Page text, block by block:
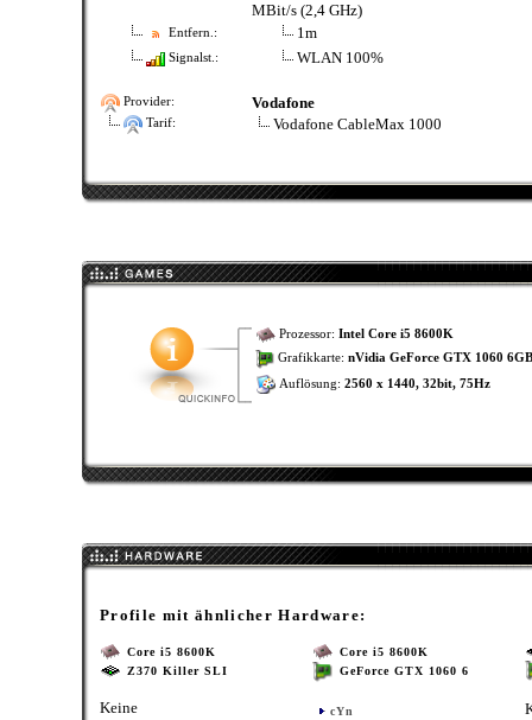
MBit/s (2,4 GHz)
Entfern.: 1m
Signalst.: WLAN 100%
Provider: Vodafone
Tarif: Vodafone CableMax 1000
Prozessor: Intel Core i5 8600K
Grafikkarte: nVidia GeForce GTX 1060 6GB
Auflösung: 2560 x 1440, 32bit, 75Hz
Profile mit ähnlicher Hardware:
Core i5 8600K
Z370 Killer SLI
Keine
Core i5 8600K
GeForce GTX 1060 6
cYn